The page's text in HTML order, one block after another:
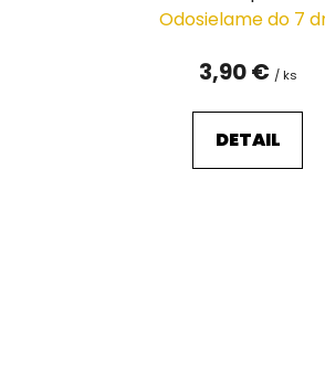
Odosielame do 7
3,90 € / ks
DETAIL